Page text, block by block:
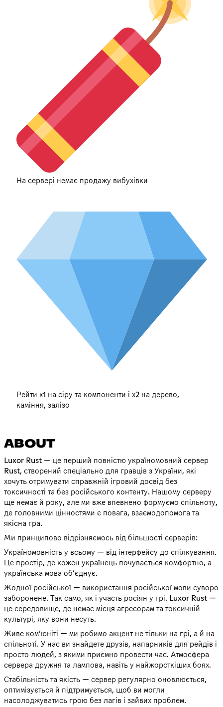
На сервері немає продажу вибухівки
Рейти х1 на сіру та компоненти і х2 на дерево,
каміння, залізо
ABOUT
Luxor Rust — це перший повністю україномовний сервер
Rust, створений спеціально для гравців з України, які
хочуть отримувати справжній ігровий досвід без
токсичності та без російського контенту. Нашому серверу
ще немає й року, але ми вже впевнено формуємо спільноту,
де головними цінностями є повага, взаємодопомога та
якісна гра.
Ми принципово відрізняємось від більшості серверів:
Україномовність у всьому — від інтерфейсу до спілкування.
Це простір, де кожен українець почувається комфортно, а
українська мова об’єднує.
Жодної російської — використання російської мови суворо
заборонене. Так само, як і участь росіян у грі. Luxor Rust —
це середовище, де немає місця агресорам та токсичній
культурі, яку вони несуть.
Живе ком’юніті — ми робимо акцент не тільки на грі, а й на
спільноті. У нас ви знайдете друзів, напарників для рейдів і
просто людей, з якими приємно провести час. Атмосфера
сервера дружня та лампова, навіть у найжорсткіших боях.
Стабільність та якість — сервер регулярно оновлюється,
оптимізується й підтримується, щоб ви могли
насолоджуватись грою без лагів і зайвих проблем.